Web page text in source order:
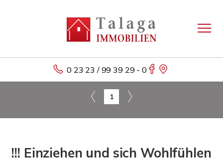
0 23 23 / 99 39 29 - 0
1
!!! Einziehen und sich Wohlfühlen